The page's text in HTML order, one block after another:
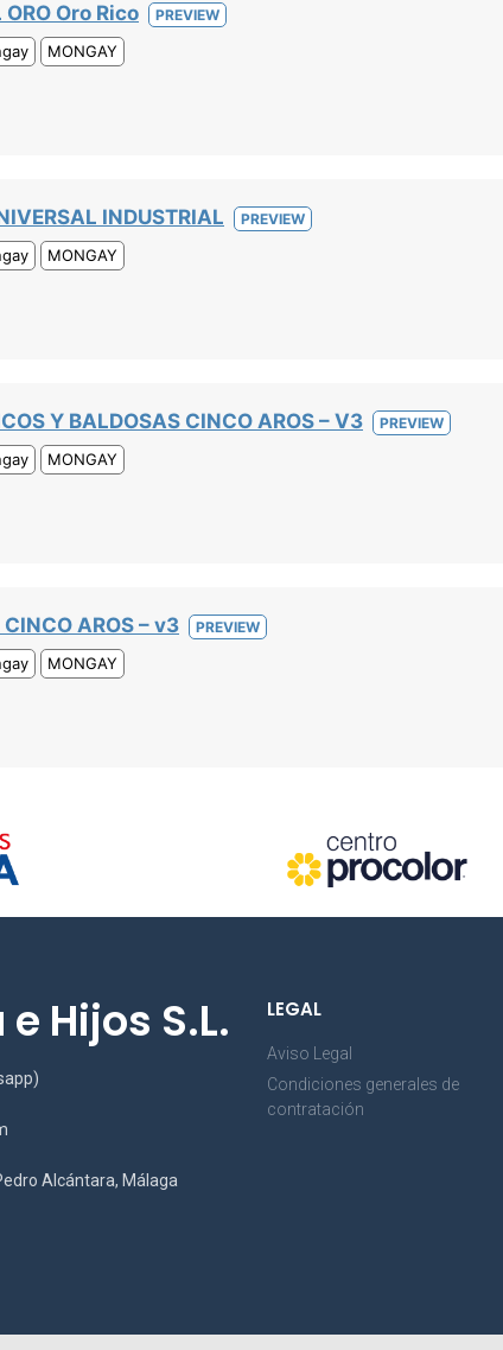
ORO Oro Rico PREVIEW
MONGAY
INDUSTRIAL PREVIEW
MONGAY
Y BALDOSAS CINCO AROS – V3 PREVIEW
MONGAY
AROS – v3 PREVIEW
MONGAY
Hijos S.L.
Alcántara, Málaga
LEGAL
Aviso Legal
Condiciones generales de
contratación